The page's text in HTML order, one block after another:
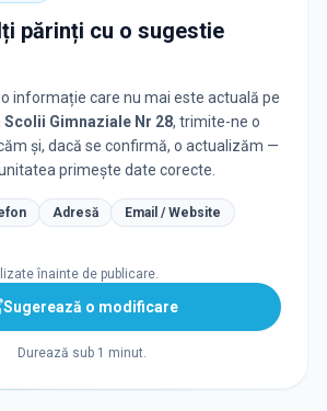
părinți cu o sugestie
informație care nu mai este actuală pe
Scolii Gimnaziale Nr 28, trimite-ne o
și, dacă se confirmă, o actualizăm —
primește date corecte.
Adresă
Email / Website
înainte de publicare.
Sugerează o modificare
Durează sub 1 minut.